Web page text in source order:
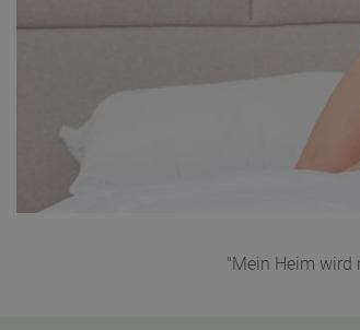
"Mein Heim wird